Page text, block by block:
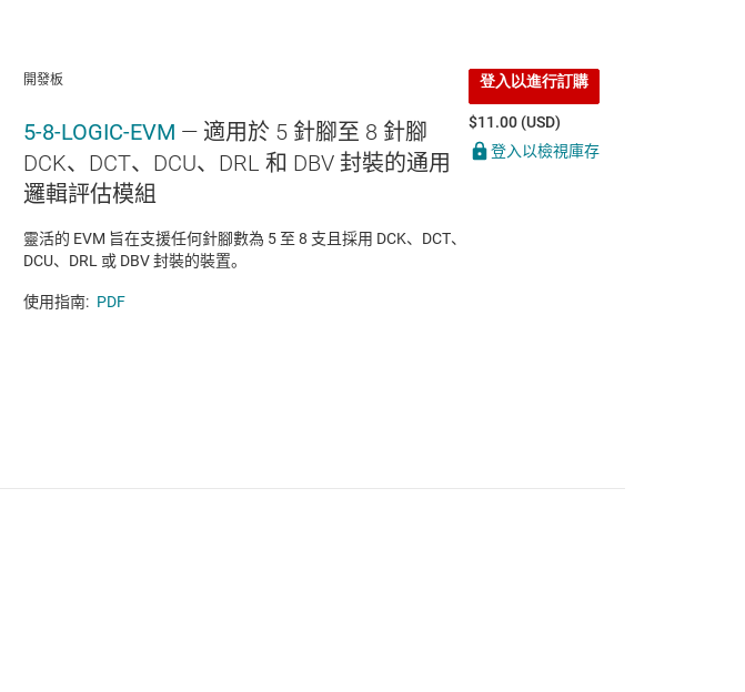
開發板
5-8-LOGIC-EVM — 適用於 5 針腳至 8 針腳
DCK、DCT、DCU、DRL 和 DBV 封裝的通用
邏輯評估模組
靈活的 EVM 旨在支援任何針腳數為 5 至 8 支且採用 DCK、DCT、
DCU、DRL 或 DBV 封裝的裝置。
使用指南: PDF
登入以進行訂購
$11.00 (USD)
登入以檢視庫存